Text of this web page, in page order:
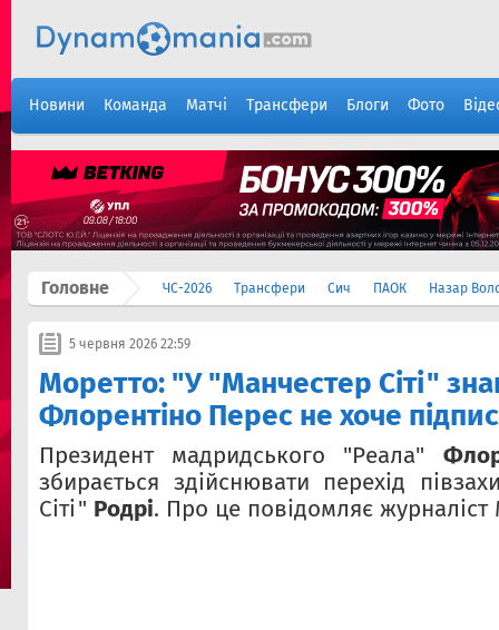
Новини Команда Матчі Трансфери Блоги Фото
Головне ЧС-2026 Трансфери Сич ПАОК Назар
5 червня 2026 22:59
Моретто: "У "Манчестер Сіті"
Флорентіно Перес не хоче
Президент мадридського "Реала"
збирається здійснювати перехід
Сіті" Родрі. Про це повідомляє